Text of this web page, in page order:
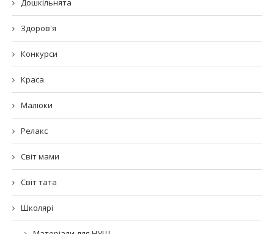
Дошкільнята
Здоров'я
Конкурси
Краса
Малюки
Релакс
Світ мами
Світ тата
Школярі